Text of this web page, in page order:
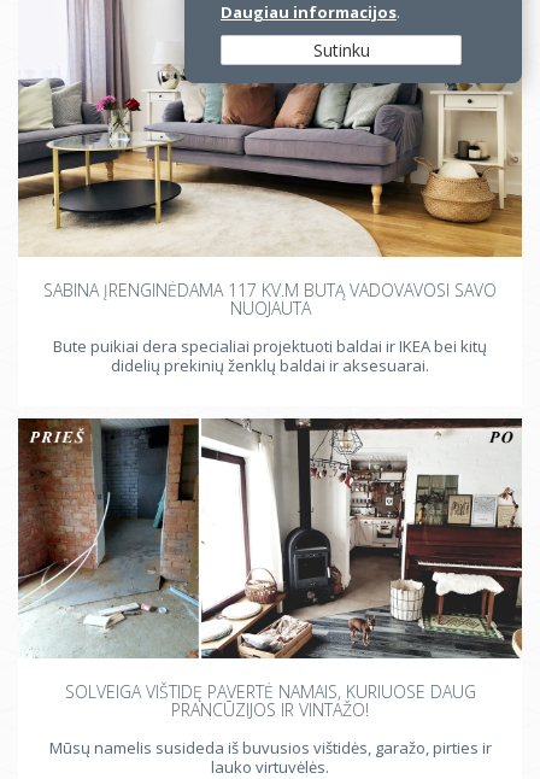
SABINA ĮRENGINĖDAMA 117 KV.M BUTĄ VADOVAVOSI SAVO
NUOJAUTA
Bute puikiai dera specialiai projektuoti baldai ir IKEA bei kitų
didelių prekinių ženklų baldai ir aksesuarai.
SOLVEIGA VIŠTIDĘ PAVERTĖ NAMAIS, KURIUOSE DAUG
PRANCŪZIJOS IR VINTAŽO!
Mūsų namelis susideda iš buvusios vištidės, garažo, pirties ir
lauko virtuvėlės.
Daugiau informacijos.
Sutinku